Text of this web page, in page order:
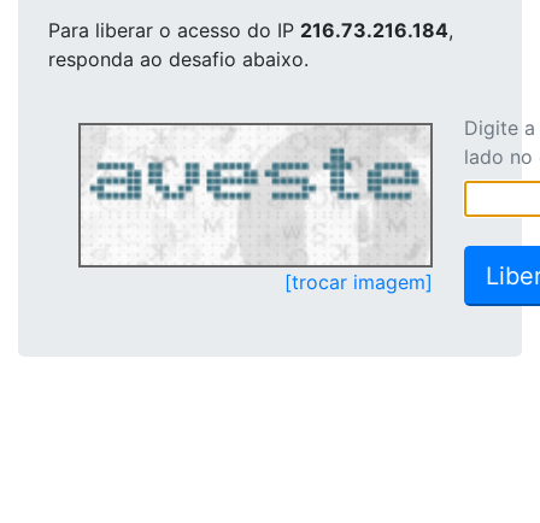
Para liberar o acesso do IP 216.73.216.184,
responda ao desafio abaixo.
[trocar imagem]
Digite
lado no